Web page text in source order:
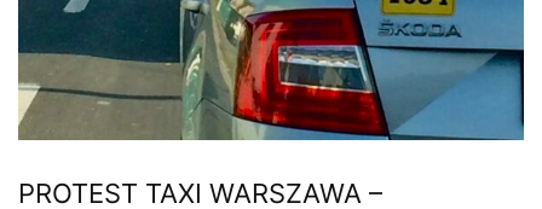
PROTEST TAXI WARSZAWA –